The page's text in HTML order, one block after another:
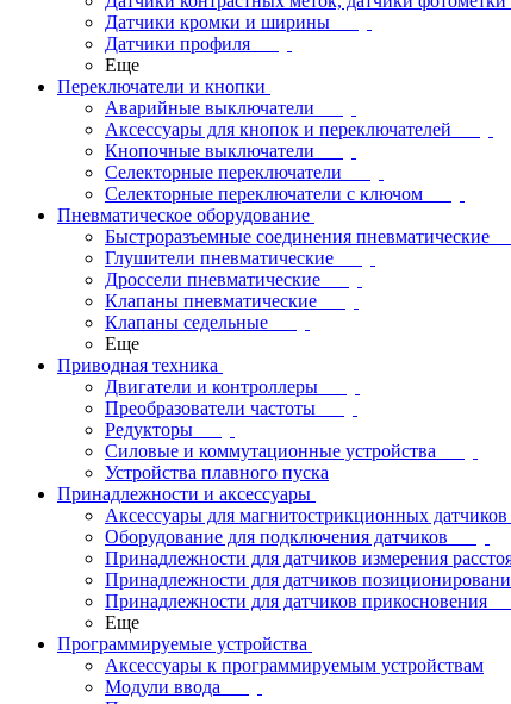
Датчики кромки и ширины
Датчики профиля
Еще
Переключатели и кнопки
Аварийные выключатели
Аксессуары для кнопок и переключателей
Кнопочные выключатели
Селекторные переключатели
Селекторные переключатели с ключом
Пневматическое оборудование
Быстроразъемные соединения пневматические
Глушители пневматические
Дроссели пневматические
Клапаны пневматические
Клапаны седельные
Еще
Приводная техника
Двигатели и контроллеры
Преобразователи частоты
Редукторы
Силовые и коммутационные устройства
Устройства плавного пуска
Принадлежности и аксессуары
Аксессуары для магнитострикционных
Оборудование для подключения датчиков
Принадлежности для датчиков измерения
Принадлежности для датчиков
Принадлежности для датчиков прикосновения
Еще
Программируемые устройства
Аксессуары к программируемым устройствам
Модули ввода